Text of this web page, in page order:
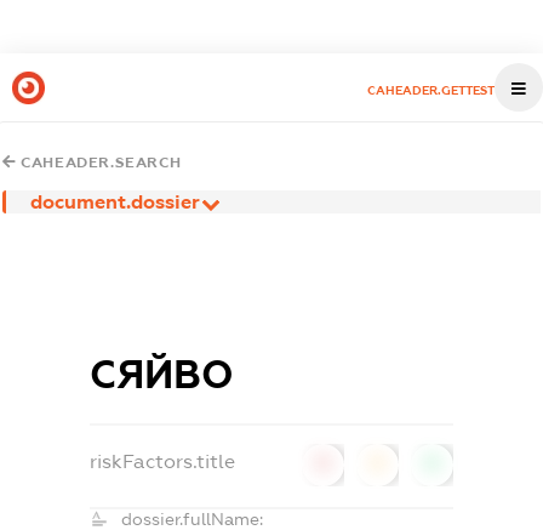
CAHEADER.GETTEST
CAHEADER.SEARCH
document.dossier
СЯЙВО
riskFactors.title
dossier.fullName: